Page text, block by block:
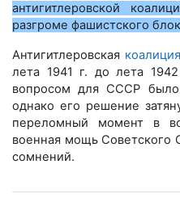
антигитлеровской
разгроме фашистского
Антигитлеровская коалиция
лета 1941 г. до лета
вопросом для СССР было
однако его решение
переломный момент в
военная мощь Советского
сомнений.